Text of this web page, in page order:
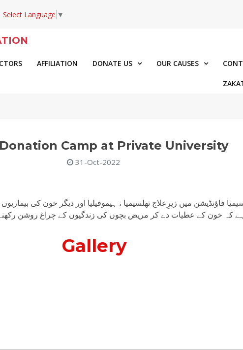
Select Language ▼
AFFILIATION DONATE US OUR CAUSES
Camp at Private University
31-Oct-2022
فاؤنڈیشن میں زیرِعلاج تھلسیمیا ، ہیموفیلیا اور دیگر خون کی
کہ خون کے عطیات دے کر مریض بچوں کی زندگیوں کے چراغ روشن رکھنے
Gallery